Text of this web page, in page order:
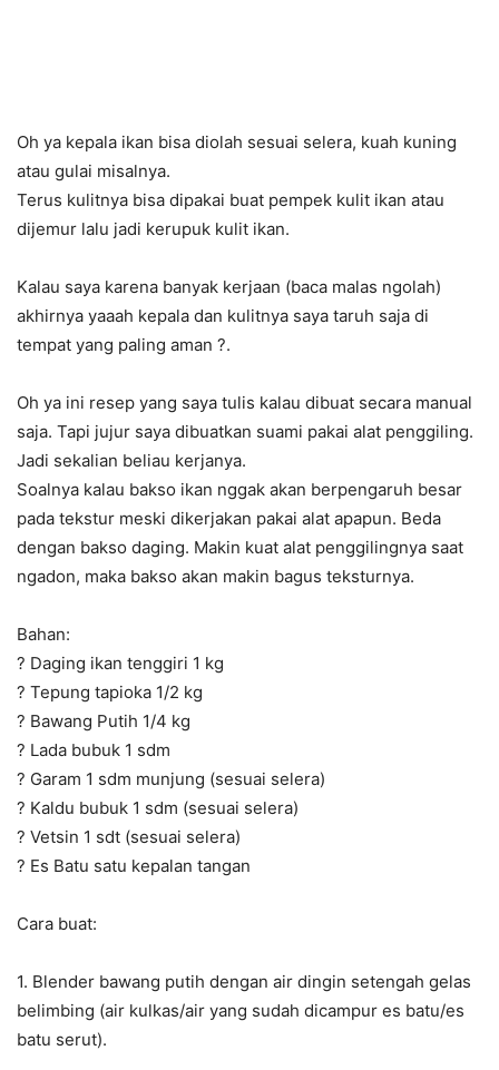
Oh ya kepala ikan bisa diolah sesuai selera, kuah kuning
atau gulai misalnya.
Terus kulitnya bisa dipakai buat pempek kulit ikan atau
dijemur lalu jadi kerupuk kulit ikan.
Kalau saya karena banyak kerjaan (baca malas ngolah)
akhirnya yaaah kepala dan kulitnya saya taruh saja di
tempat yang paling aman ?.
Oh ya ini resep yang saya tulis kalau dibuat secara manual
saja. Tapi jujur saya dibuatkan suami pakai alat penggiling.
Jadi sekalian beliau kerjanya.
Soalnya kalau bakso ikan nggak akan berpengaruh besar
pada tekstur meski dikerjakan pakai alat apapun. Beda
dengan bakso daging. Makin kuat alat penggilingnya saat
ngadon, maka bakso akan makin bagus teksturnya.
Bahan:
? Daging ikan tenggiri 1 kg
? Tepung tapioka 1/2 kg
? Bawang Putih 1/4 kg
? Lada bubuk 1 sdm
? Garam 1 sdm munjung (sesuai selera)
? Kaldu bubuk 1 sdm (sesuai selera)
? Vetsin 1 sdt (sesuai selera)
? Es Batu satu kepalan tangan
Cara buat:
1. Blender bawang putih dengan air dingin setengah gelas
belimbing (air kulkas/air yang sudah dicampur es batu/es
batu serut).